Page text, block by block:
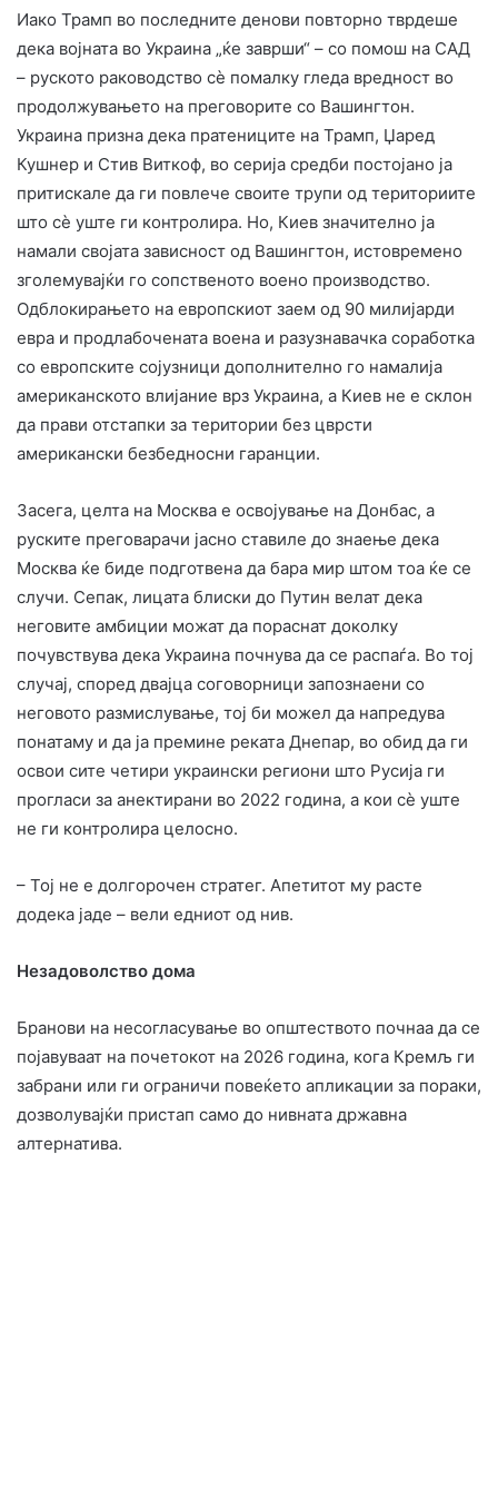
Иако Трамп во последните денови повторно тврдеше
дека војната во Украина „ќе заврши“ – со помош на САД
– руското раководство сè помалку гледа вредност во
продолжувањето на преговорите со Вашингтон.
Украина призна дека пратениците на Трамп, Џаред
Кушнер и Стив Виткоф, во серија средби постојано ја
притискале да ги повлече своите трупи од териториите
што сè уште ги контролира. Но, Киев значително ја
намали својата зависност од Вашингтон, истовремено
зголемувајќи го сопственото воено производство.
Одблокирањето на европскиот заем од 90 милијарди
евра и продлабочената воена и разузнавачка соработка
со европските сојузници дополнително го намалија
американското влијание врз Украина, а Киев не е склон
да прави отстапки за територии без цврсти
американски безбедносни гаранции.
Засега, целта на Москва е освојување на Донбас, а
руските преговарачи јасно ставиле до знаење дека
Москва ќе биде подготвена да бара мир штом тоа ќе се
случи. Сепак, лицата блиски до Путин велат дека
неговите амбиции можат да пораснат доколку
почувствува дека Украина почнува да се распаѓа. Во тој
случај, според двајца соговорници запознаени со
неговото размислување, тој би можел да напредува
понатаму и да ја премине реката Днепар, во обид да ги
освои сите четири украински региони што Русија ги
прогласи за анектирани во 2022 година, а кои сè уште
не ги контролира целосно.
– Тој не е долгорочен стратег. Апетитот му расте
додека јаде – вели едниот од нив.
Незадоволство дома
Бранови на несогласување во општеството почнаа да се
појавуваат на почетокот на 2026 година, кога Кремљ ги
забрани или ги ограничи повеќето апликации за пораки,
дозволувајќи пристап само до нивната државна
алтернатива.